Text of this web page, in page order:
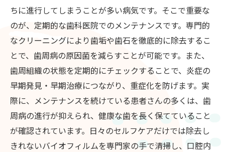
ちに進行してしまうことが多い病気です。そこで重要な
のが、定期的な歯科医院でのメンテナンスです。専門的
なクリーニングにより歯垢や歯石を徹底的に除去するこ
とで、歯周病の原因菌を減らすことが可能です。また、
歯周組織の状態を定期的にチェックすることで、炎症の
早期発見・早期治療につながり、重症化を防げます。実
際に、メンテナンスを続けている患者さんの多くは、歯
周病の進行が抑えられ、健康な歯を長く保てていること
が確認されています。日々のセルフケアだけでは除去し
きれないバイオフィルムを専門家の手で清掃し、口腔内